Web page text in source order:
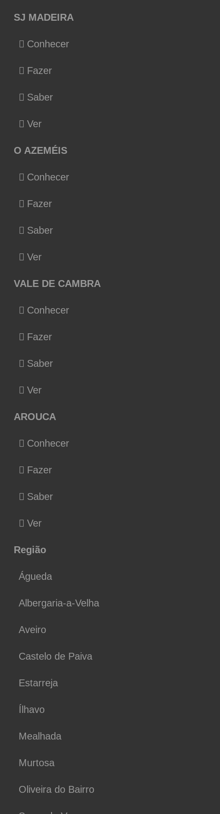
SJ MADEIRA
Conhecer
Fazer
Saber
Ver
O AZEMÉIS
Conhecer
Fazer
Saber
Ver
VALE DE CAMBRA
Conhecer
Fazer
Saber
Ver
AROUCA
Conhecer
Fazer
Saber
Ver
Região
Águeda
Albergaria-a-Velha
Aveiro
Castelo de Paiva
Estarreja
Ílhavo
Mealhada
Murtosa
Oliveira do Bairro